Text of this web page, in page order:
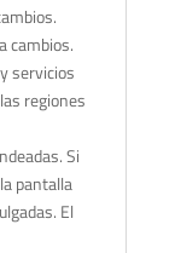
cambios.
servicios
regiones
Si
pantalla
El